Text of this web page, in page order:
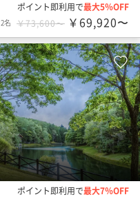
ポイント即利用で最大5％OFF
2名 ￥73,600〜 ￥69,920〜
ポイント即利用で最大7％OFF